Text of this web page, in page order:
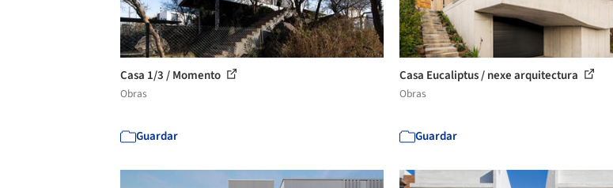
Casa 1/3 / Momento
Obras
Guardar
Casa Eucaliptus / nexe arquitectura
Obras
Guardar